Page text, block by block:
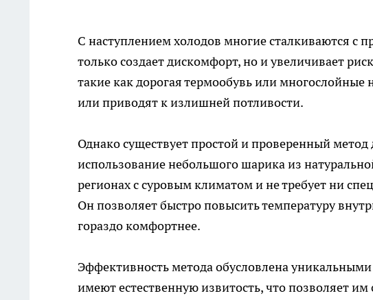
С наступлением холодов многие сталкиваются с
только создает дискомфорт, но и увеличивает
такие как дорогая термообувь или
или приводят к излишней потливости.
Однако существует простой и проверенный
использование небольшого шарика из
регионах с суровым климатом и не требует ни
Он позволяет быстро повысить температуру
гораздо комфортнее.
Эффективность метода обусловлена
имеют естественную извитость, что позволяет